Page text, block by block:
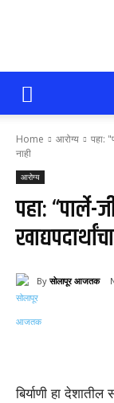
Home आरोग्य
पहा:
नाही
आरोग्य
पहा: “पार्ले-
By सोलापूर आजतक
बिर्याणी हा